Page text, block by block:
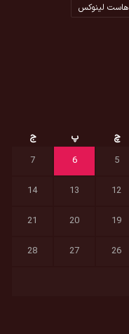
هاست لینوکس
چ پ
ج
5
6
7
12
13
14
19
20
21
26
27
28